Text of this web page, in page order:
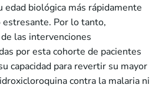
edad biológica más rápidamente
Por lo tanto,
las intervenciones
por esta cohorte de pacientes
capacidad para revertir su mayor
contra la malaria ni